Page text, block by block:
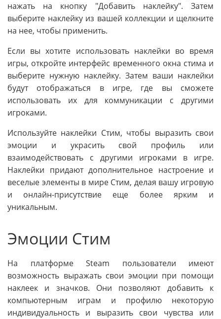
нажать на кнопку "Добавить наклейку". Затем
выберите наклейку из вашей коллекции и щелкните
на нее, чтобы применить.
Если вы хотите использовать наклейки во время
игры, откройте интерфейс временного окна стима и
выберите нужную наклейку. Затем ваши наклейки
будут отображаться в игре, где вы сможете
использовать их для коммуникации с другими
игроками.
Используйте наклейки Стим, чтобы выразить свои
эмоции и украсить свой профиль или
взаимодействовать с другими игроками в игре.
Наклейки придают дополнительное настроение и
веселые элементы в мире Стим, делая вашу игровую
и онлайн-присутствие еще более ярким и
уникальным.
Эмоции Стим
На платформе Steam пользователи имеют
возможность выражать свои эмоции при помощи
наклеек и значков. Они позволяют добавить к
компьютерным играм и профилю некоторую
индивидуальность и выразить свои чувства или